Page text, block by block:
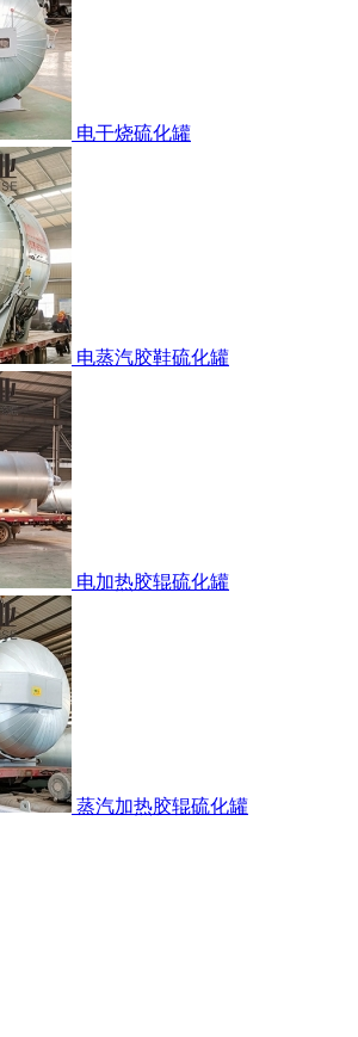
电干烧硫化罐
电蒸汽胶鞋硫化罐
电加热胶辊硫化罐
蒸汽加热胶辊硫化罐